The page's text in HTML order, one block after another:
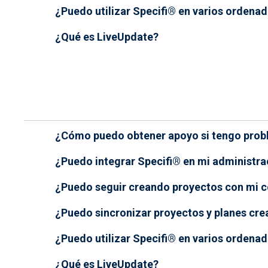
¿Puedo utilizar Specifi® en varios
¿Qué es LiveUpdate?
¿Cómo puedo obtener apoyo si tengo
¿Puedo integrar Specifi® en mi
¿Puedo seguir creando proyectos con mi
¿Puedo sincronizar proyectos y planes
¿Puedo utilizar Specifi® en varios
¿Qué es LiveUpdate?